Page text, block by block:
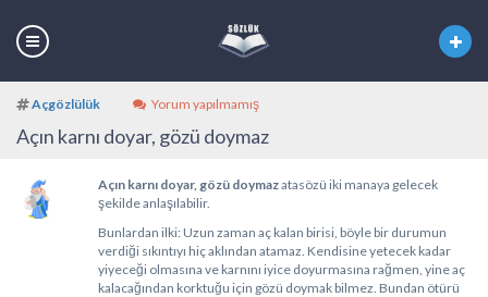
Açgözlülük Yorum yapılmamış
Açın karnı doyar, gözü doymaz
Açın karnı doyar, gözü doymazatasözü iki manaya gelecek
şekilde anlaşılabilir.
Bunlardan ilki: Uzun zaman aç kalan birisi, böyle bir durumun
verdiği sıkıntıyı hiç aklından atamaz. Kendisine yetecek kadar
yiyeceği olmasına ve karnını iyice doyurmasına rağmen, yine aç
kalacağından korktuğu için gözü doymak bilmez. Bundan ötürü